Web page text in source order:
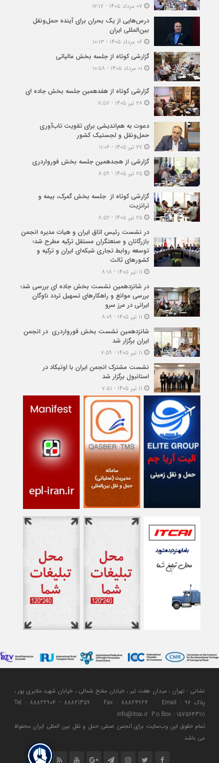
درس‌هایی از یک بحران برای آینده حمل‌ونقل
بین‌المللی ایران
گزارشی کوتاه از جلسه بخش مالیاتی
گزارشی کوتاه از هفدهمین جلسه بخش جاده ای
دعوت به هم‌اندیشی برای تقویت تاب‌آوری
حمل‌ونقل و لجستیک کشور
گزارشی از هجدهمین جلسه بخش فورواردری
۲۵ تیر ۱۴۰۵ - ۸:۵۹
گزارشی کوتاه از جلسه بخش گمرک، بیمه و
ترانزیت
۲۵ تیر ۱۴۰۵ - ۸:۵۲
در نشست رئیس اتاق ایران و هیات مدیره انجمن
بازرگانان و صنعتگران مستقل ترکیه مطرح شد؛
توسعه روابط تجاری شبکه‌ای ایران و ترکیه و
کشورهای ثالث
در شانزدهمین نشست بخش جاده ای بررسی شد؛
بررسی موانع و راهکارهای تسهیل تردد ناوگان
ایرانی در مرز سرو
شانزدهمین نشست بخش فورواردری در انجمن
ایران برگزار شد
نشست مشترک انجمن ایران با اوتیکاد در
استانبول برگزار شد
نشانی : تهران ، میدان هفت تیر ، خیابان مفتح شمالی ، خیابان شهید ملایری پور ،
پلاک 96 Tel : 88822904 - 88821359 Fax : 88824924 Email :
info@itcai.ir P.o Box : 1575643111
تمام حقوق اين وب‌سايت برای انجمن صنفی حمل و نقل بین المللی ایران محفوظ
می باشد